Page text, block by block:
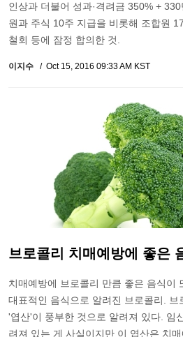
인상과 더불어 성과·격려금 350% +
원과 주식 10주 지급을 비롯해 조합원
철회 등에 잠정 합의한 것.
이지수 Oct 15, 2016 09:33 AM KST
브로콜리 치매예방에 좋은
치매예방에 브로콜리 만큼 좋은 음식이
대표적인 음식으로 알려진 브로콜리. 브
'엽산'이 풍부한 것으로 알려져 있다. 임
려져 있는 게 사실이지만 이 엽산은 치